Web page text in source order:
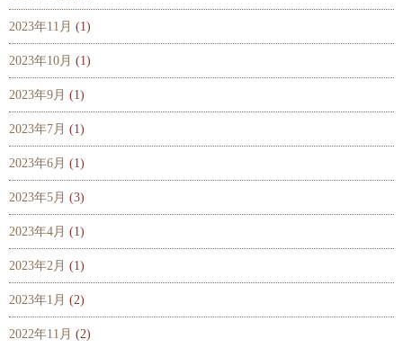
2023年11月 (1)
2023年10月 (1)
2023年9月 (1)
2023年7月 (1)
2023年6月 (1)
2023年5月 (3)
2023年4月 (1)
2023年2月 (1)
2023年1月 (2)
2022年11月 (2)